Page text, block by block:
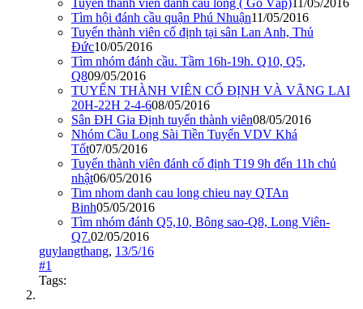
Tuyển thành viên đánh cầu lông ( Gò Vấp)11/05/2016
Tìm hội đánh cầu quận Phú Nhuận11/05/2016
Tuyển thành viên cố định tại sân Lan Anh, Thủ
Đức10/05/2016
Tìm nhóm đánh cầu. Tầm 16h-19h. Q10, Q5,
Q809/05/2016
TUYỂN THÀNH VIÊN CỐ ĐỊNH VÀ VÃNG LAI
20H-22H 2-4-608/05/2016
Sân ĐH Gia Định tuyển thành viên08/05/2016
Nhóm Cầu Long Sài Tiền Tuyển VDV Khá
Tốt07/05/2016
Tuyển thành viên đánh cố định T19 9h đến 11h chủ
nhật06/05/2016
Tim nhom danh cau long chieu nay QTAn
Binh05/05/2016
Tìm nhóm đánh Q5,10, Bông sao-Q8, Long Viên-
Q7.02/05/2016
guylangthang, 13/5/16
#1
Tags: